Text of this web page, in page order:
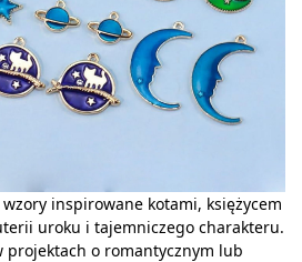
wzory inspirowane kotami, księżycem
uroku i tajemniczego charakteru.
projektach o romantycznym lub